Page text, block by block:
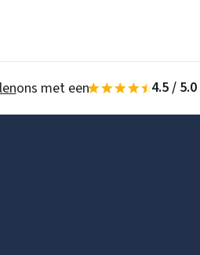
ons met een 4.5 / 5.0